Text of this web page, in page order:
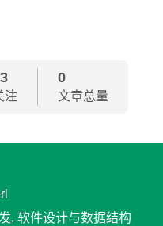
注
0
文章总量
, 软件设计与数据结构